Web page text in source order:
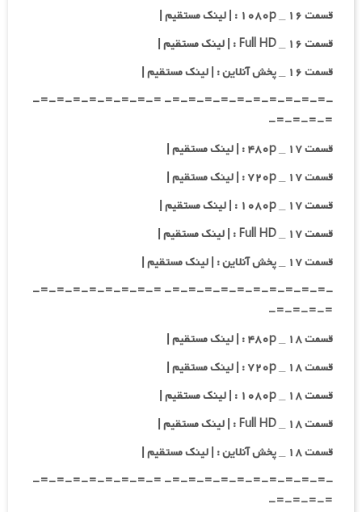
قسمت ۱۶ _ ۱۰۸۰p : | لینک مستقیم |
قسمت ۱۶ _ Full HD : | لینک مستقیم |
قسمت ۱۶ _ پخش آنلاین : | لینک مستقیم |
-=-=-=-=-=-=-=-=-=-=- =-=-=-=-=-=-=-=-
=-=-=-=-
قسمت ۱۷ _ ۴۸۰p : | لینک مستقیم |
قسمت ۱۷ _ ۷۲۰p : | لینک مستقیم |
قسمت ۱۷ _ ۱۰۸۰p : | لینک مستقیم |
قسمت ۱۷ _ Full HD : | لینک مستقیم |
قسمت ۱۷ _ پخش آنلاین : | لینک مستقیم |
-=-=-=-=-=-=-=-=-=-=- =-=-=-=-=-=-=-=-
=-=-=-=-
قسمت ۱۸ _ ۴۸۰p : | لینک مستقیم |
قسمت ۱۸ _ ۷۲۰p : | لینک مستقیم |
قسمت ۱۸ _ ۱۰۸۰p : | لینک مستقیم |
قسمت ۱۸ _ Full HD : | لینک مستقیم |
قسمت ۱۸ _ پخش آنلاین : | لینک مستقیم |
-=-=-=-=-=-=-=-=-=-=- =-=-=-=-=-=-=-=-
=-=-=-=-